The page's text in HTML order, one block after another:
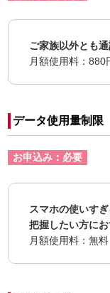
ご家族以外とも
月額使用料：880
データ使用量制限
お申込み：必要
スマホの使いす
把握したい方に
月額使用料：無料